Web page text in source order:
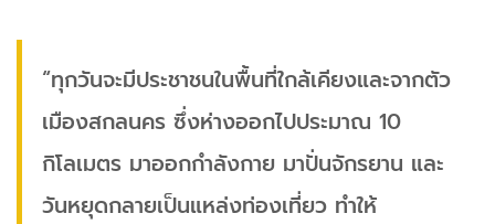
“ทุกวันจะมีประชาชนในพื้นที่ใกล้เคียงและจากตัว
เมืองสกลนคร ซึ่งห่างออกไปประมาณ 10
กิโลเมตร มาออกกำลังกาย มาปั่นจักรยาน และ
วันหยุดกลายเป็นแหล่งท่องเที่ยว ทำให้